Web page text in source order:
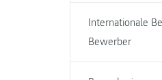
Internationale
Bewerber